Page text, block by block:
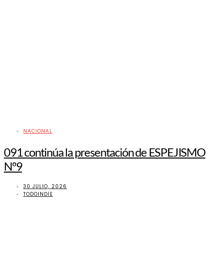
NACIONAL
091 continúa la presentación de ESPEJISMO
Nº9
30 JULIO, 2026
TODOINDIE